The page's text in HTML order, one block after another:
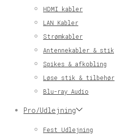
HDMI kabler
LAN Kabler
Strømkabler
Antennekabler & stik
Spikes & afkobling
Løse stik & tilbehør
Blu-ray Audio
Pro/Udlejning
Fest Udlejning